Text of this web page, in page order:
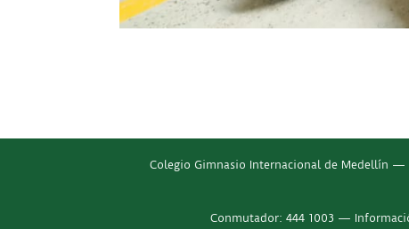
Colegio Gimnasio Internacional de Medellín —
Conmutador: 444 1003 —